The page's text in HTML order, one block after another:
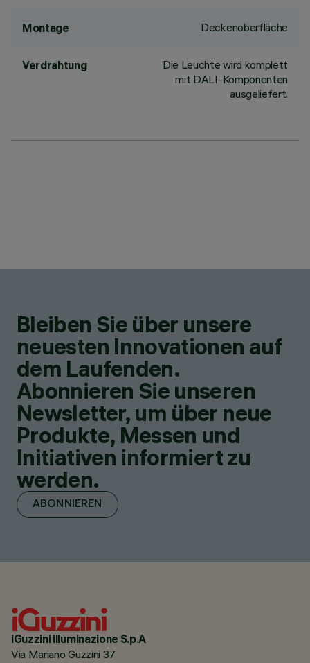
Montage Deckenoberfläche
Verdrahtung
Die Leuchte wird komplett
mit DALI-Komponenten
ausgeliefert.
Bleiben Sie über unsere
neuesten Innovationen auf
dem Laufenden.
Abonnieren Sie unseren
Newsletter, um über neue
Produkte, Messen und
Initiativen informiert zu
werden.
ABONNIEREN
iGuzzini illuminazione S.p.A
Via Mariano Guzzini 37